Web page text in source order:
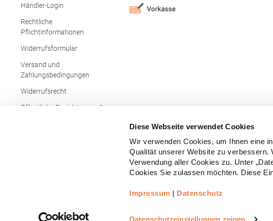
Diese Webseite verwendet Cookies
Wir verwenden Cookies, um Ihnen eine
Qualität unserer Website zu verbessern.
Verwendung aller Cookies zu. Unter
Cookies Sie zulassen möchten. Diese
Impressum | Datenschutz
Datenschutzeinstellungen zeigen
Händler-Login
Rechtliche
Pflichtinformationen
Widerrufsformular
Versand und
Zahlungsbedingungen
Widerrufsrecht
Öffentliche Einrichtungen &
Realisiert durch
arboro GmbH